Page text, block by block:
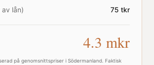
av lån)
75 tkr
4.3 mkr
på genomsnittspriser i Södermanland . Faktisk